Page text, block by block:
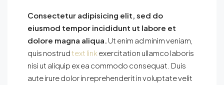
Consectetur adipisicing elit, sed do
eiusmod tempor incididunt ut labore et
dolore magna aliqua. Ut enim ad minim veniam,
quis nostrudtext link exercitation ullamco laboris
nisi ut aliquip ex ea commodo consequat. Duis
aute irure dolor in reprehenderit in voluptate velit